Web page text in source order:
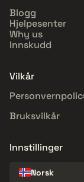
Blogg
Hjelpesenter
Why us
Innskudd
Vilkår
Bruksvilkår
Innstillinger
Norsk